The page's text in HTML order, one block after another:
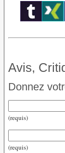
Avis,
Donnez
(requis)
(requis)